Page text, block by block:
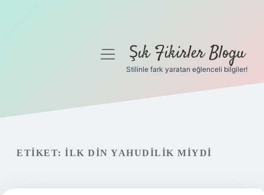
Gizlilik Politikası
menüyüŞık Fikirler Blogu
Stilinle fark yaratan eğlenceli bilgiler!
ETIKET: İLK DIN YAHUDILIK MIYDI